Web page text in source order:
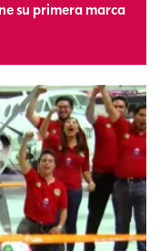
su primera marca